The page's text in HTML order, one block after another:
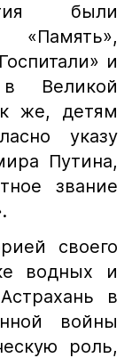
были
и
в Великой
же, детям
указу
Путина,
звание
своего
водных и
в
войны
роль,